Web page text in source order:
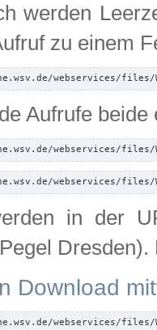
werden
zu einem
webservices/files/
Aufrufe beide
webservices/files/
webservices/files/
in der
Download
webservices/files/